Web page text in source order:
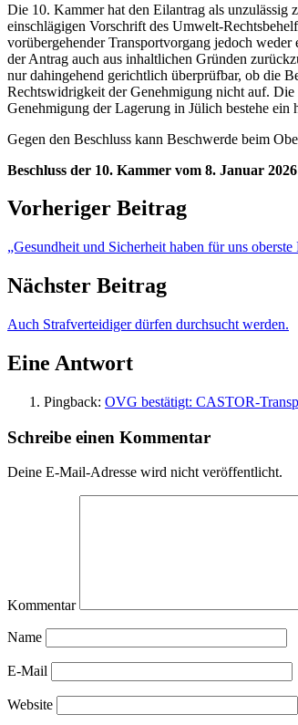
Die 10. Kammer hat den Eilantrag als unzulässig
einschlägigen Vorschrift des Umwelt-
vorübergehender Transportvorgang jedoch
der Antrag auch aus inhaltlichen Gründen
nur dahingehend gerichtlich überprüfbar, ob die
Rechtswidrigkeit der Genehmigung nicht auf. Die
Genehmigung der Lagerung in Jülich bestehe ein
Gegen den Beschluss kann Beschwerde beim
Beschluss der 10. Kammer vom 8. Januar
Vorheriger Beitrag
„Gesundheit und Sicherheit haben für uns
Nächster Beitrag
Auch Strafverteidiger dürfen durchsucht werden.
Eine Antwort
Pingback: OVG bestätigt: CASTOR-
Schreibe einen Kommentar
Deine E-Mail-Adresse wird nicht veröffentlicht.
Kommentar
Name
E-Mail
Website